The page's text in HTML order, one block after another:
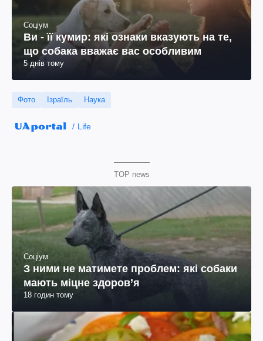
Соціум
Ви - її кумир: які ознаки вказують на те,
що собака вважає вас особливим
5 днів тому
Фото Ізраїль Наука
Life
TOP news
Соціум
З ними не матимете проблем: які собаки
мають міцне здоров’я
18 годин тому